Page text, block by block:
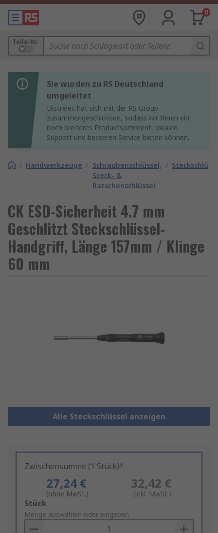
0
Teile-Nr.
Sie wurden zu RS Deutschland
umgeleitet
Distrelec hat sich mit der RS Group
zusammengeschlossen, sodass wir Ihnen ein
noch breiteres Produktsortiment, lokalen
Support und besseren Service bieten können.
/ Handwerkzeuge / Schraubenschlüssel,
Steck- &
Ratschenschlüssel
/
CK ESD-Sicherheit 4.7 mm
Geschlitzt Steckschlüssel-
Handgriff, Länge 157mm / Klinge
60 mm
Alle Steckschlüssel anzeigen
Zwischensumme (1 Stück)*
27,24 €
(ohne MwSt.)
32,42 €
(inkl. MwSt.)
Add
to
Basket
Stück
Menge auswählen oder eingeben